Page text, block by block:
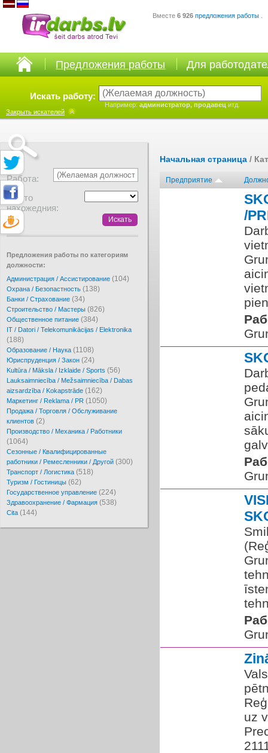
Вместе 6 926 предложения работы
Предложения работы Для
Искать работу:
Например: администратор, продавец итд.
Закрыть искателей
Работа:
Место
нахожедния:
Предложения работы по категориям
должности:
Администрация / Ассистирование (104)
Охрана / Безопастность (138)
Банки / Страхование (34)
Cтроительство / Мастеры (826)
Oбщественное питание (384)
IT / Datori / Telekomunikācijas / Elektronika
(188)
Образование / Наука (1108)
Юриспруденция / Закон (24)
Kultūra / Māksla / Izklaide / Sports (56)
Lauksaimniecība / Mežsaimniecība / Dabas
aizsardzība / Kokapstrāde (162)
Маркетинг / Reklama / PR (1050)
Продажа / Торговля / Обслуживание
клиентов (2)
Производство / Механика / Работники
(1064)
Сезонные / Квалифицированные
работники / Ремесленники / Другой (300)
Транспорт / Логистика (518)
Туризм / Гостиницы (62)
Государственное управление (224)
Здравоохранение / Фармация (538)
Cita (144)
Начальная страница /
Предприятие
/
uz